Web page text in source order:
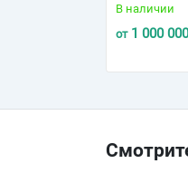
В наличии
от1 000